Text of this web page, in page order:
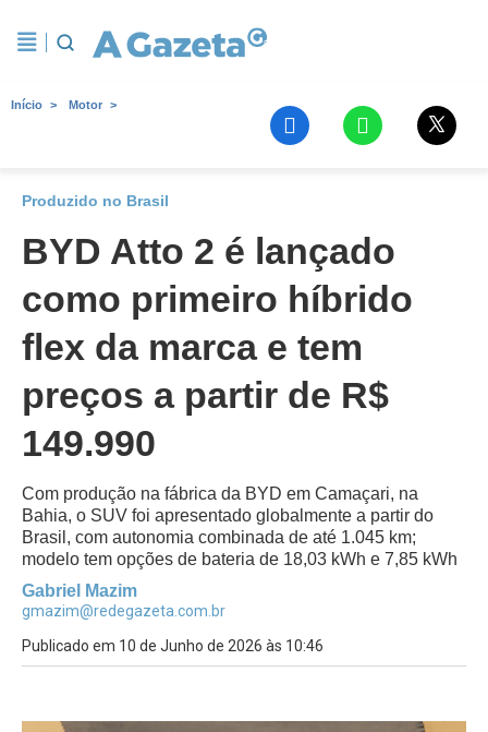
Início Motor
Produzido no Brasil
BYD Atto 2 é lançado
como primeiro híbrido
flex da marca e tem
preços a partir de R$
149.990
Com produção na fábrica da BYD em Camaçari, na
Bahia, o SUV foi apresentado globalmente a partir do
Brasil, com autonomia combinada de até 1.045 km;
modelo tem opções de bateria de 18,03 kWh e 7,85 kWh
Gabriel Mazim
gmazim@redegazeta.com.br
Publicado em 10 de Junho de 2026 às 10:46